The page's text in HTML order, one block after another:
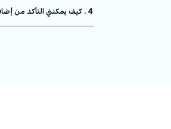
４. كيف يمكنني التأكد من إضافة خدمة الاستبدال لمدة 180 يوما إلى هاتف HONOR X9d الخاص بي؟